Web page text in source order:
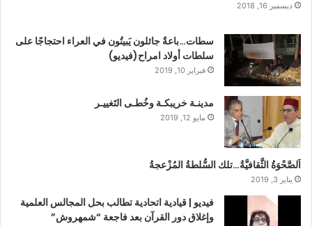
ديسمبر 16, 2018
سطات…باعةٌ جائلون يَبيتُون في العراء احتجاجًا على
سلطات أولاد امراح(فيديو)
فبراير 10, 2019
مدينـة خريبكـة وخُطـى التَغييـر
مايو 12, 2019
اَلصَّحْوَةُ الثَّقافيَّةُ…تلك السُّلطةُ المُزْعجةُ
يناير 3, 2019
فيديو | قيادية اتحادية تطالب بحل المجالس العلمية
وإغلاق دور القرآن بعد فاجعة “شمهروش”